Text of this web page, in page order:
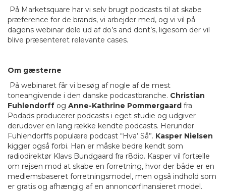
På Marketsquare har vi selv brugt podcasts til at skabe
præference for de brands, vi arbejder med, og vi vil på
dagens webinar dele ud af do’s and dont’s, ligesom der vil
blive præsenteret relevante cases.
Om gæsterne
På webinaret får vi besøg af nogle af de mest
toneangivende i den danske podcastbranche. Christian
Fuhlendorff og Anne-Kathrine Pommergaard fra
Podads producerer podcasts i eget studie og udgiver
derudover en lang række kendte podcasts. Herunder
Fuhlendorffs populære podcast “Hva’ Så”. Kasper Nielsen
kigger også forbi. Han er måske bedre kendt som
radiodirektør Klavs Bundgaard fra r8dio. Kasper vil fortælle
om rejsen mod at skabe en forretning, hvor der både er en
medlemsbaseret forretningsmodel, men også indhold som
er gratis og afhængig af en annoncørfinansieret model.